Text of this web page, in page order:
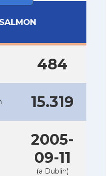
484
15.319
2005-
09-11
(a Dublin)